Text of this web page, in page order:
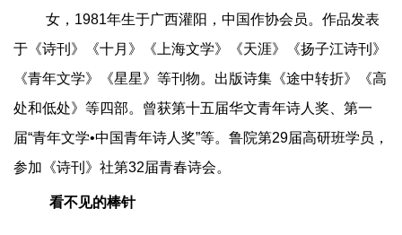
女，1981年生于广西灌阳，中国作协会员。作品发表
于《诗刊》《十月》《上海文学》《天涯》《扬子江诗刊》
《青年文学》《星星》等刊物。出版诗集《途中转折》《高
处和低处》等四部。曾获第十五届华文青年诗人奖、第一
届“青年文学•中国青年诗人奖”等。鲁院第29届高研班学员，
参加《诗刊》社第32届青春诗会。
看不见的棒针